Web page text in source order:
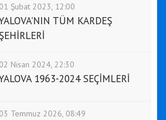
01 Şubat 2023, 12:00
TÜM KARDEŞ
ŞEHİRLERİ
02 Nisan 2024, 22:30
1963-2024 SEÇİMLERİ
03 Temmuz 2026, 08:49